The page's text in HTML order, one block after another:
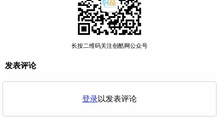
长按二维码关注创酷网公众号
发表评论
登录以发表评论